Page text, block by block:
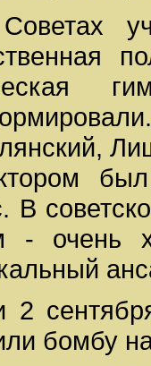
В
- очень
2
бомбу